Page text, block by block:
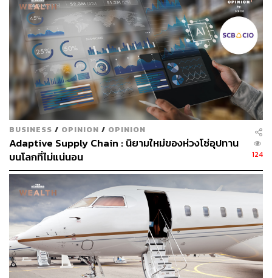
สำหรับประเด็นราคาน้ำมันในตลาดโลก แม้ยังอยู่ในระดับสูง
แต่เริ่มมีสัญญาณการชะลอตัวลง หลังปริมาณแท่นขุดเจาะ
น้ำมัน ปริมาณการผลิตน้ำมัน และปริมาณน้ำมันสำรองใน
สหรัฐฯ เริ่มฟื้นตัว การขยับขึ้นของอัตราผลตอบแทนพันธบัตร
ระยะยาวแบบค่อยเป็นค่อยไป และการเติบโตของกำไรอย่าง
ต่อเนื่องทำให้เรายังเน้นการลงทุนในกลุ่มประเทศ DM โดย
เฉพาะในกลุ่ม Quality Growth
อย่างไรก็ตาม ความกังวลประเด็นอัตราเงินเฟ้อในระดับสูงจะ
ยังเป็นปัจจัยสำคัญต่อตลาดหุ้นทั่วโลก การมีหุ้นในกลุ่ม
ผันผวนในช่วงที่ Bond Yields เป็นขาขึ้น
ส่วนกลยุทธ์จัดพอร์ตการลงทุนในสินทรัพย์ทั่วโลก (Asset
Allocation Portfolio Strategy) SCB CIO ยังคงมีมุมมองบวก
ต่อหุ้นสหรัฐฯ ยุโรป และเวียดนาม รวมถึงแนะนำทยอยสะสม
หุ้นกลุ่มเทคฯ ของจีน
BUSINESS / OPINION / OPINION
Adaptive Supply Chain : นิยามใหม่ของห่วงโซ่อุปทาน
บนโลกที่ไม่แน่นอน
124